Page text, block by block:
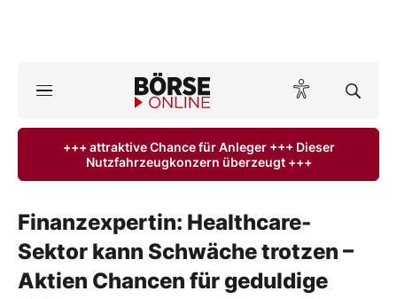
ktuelle Ausgabe BÖRSE ONLINE lesen
Finanz-Check
+++ attraktive Chance für Anleger +++ Dieser
Nutzfahrzeugkonzern überzeugt +++
Finanzexpertin: Healthcare-
Sektor kann Schwäche trotzen –
Aktien Chancen für geduldige